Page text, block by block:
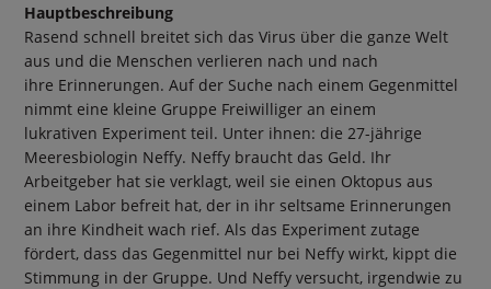
Hauptbeschreibung
Rasend schnell breitet sich das Virus über die ganze Welt
aus und die Menschen verlieren nach und nach
ihre Erinnerungen. Auf der Suche nach einem Gegenmittel
nimmt eine kleine Gruppe Freiwilliger an einem
lukrativen Experiment teil. Unter ihnen: die 27-jährige
Meeresbiologin Neffy. Neffy braucht das Geld. Ihr
Arbeitgeber hat sie verklagt, weil sie einen Oktopus aus
einem Labor befreit hat, der in ihr seltsame Erinnerungen
an ihre Kindheit wach rief. Als das Experiment zutage
fördert, dass das Gegenmittel nur bei Neffy wirkt, kippt die
Stimmung in der Gruppe. Und Neffy versucht, irgendwie zu